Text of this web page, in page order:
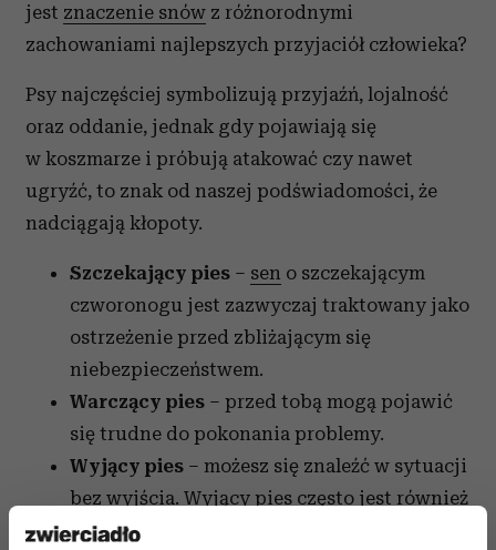
jest znaczenie snów z różnorodnymi
zachowaniami najlepszych przyjaciół człowieka?
Psy najczęściej symbolizują przyjaźń, lojalność
oraz oddanie, jednak gdy pojawiają się
w koszmarze i próbują atakować czy nawet
ugryźć, to znak od naszej podświadomości, że
nadciągają kłopoty.
Szczekający pies – sen o szczekającym
czworonogu jest zazwyczaj traktowany jako
ostrzeżenie przed zbliżającym się
niebezpieczeństwem.
Warczący pies – przed tobą mogą pojawić
się trudne do pokonania problemy.
Wyjący pies – możesz się znaleźć w sytuacji
bez wyjścia. Wyjący pies często jest również
przestrogą przed chorobą.